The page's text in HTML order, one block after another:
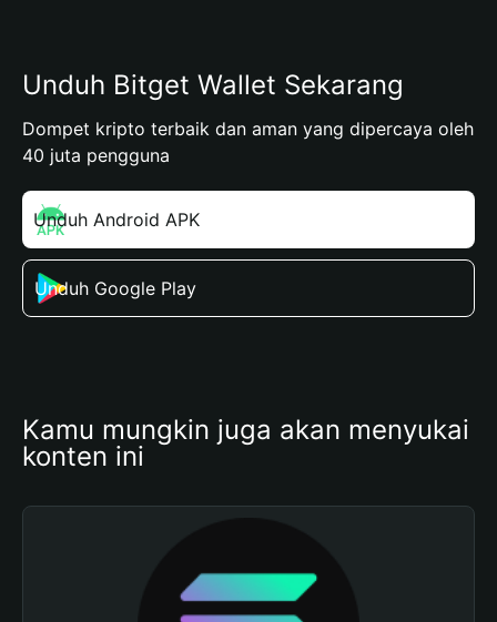
Unduh Bitget Wallet Sekarang
Dompet kripto terbaik dan aman yang dipercaya oleh
40 juta pengguna
Unduh Android APK
Unduh Google Play
Kamu mungkin juga akan menyukai
konten ini